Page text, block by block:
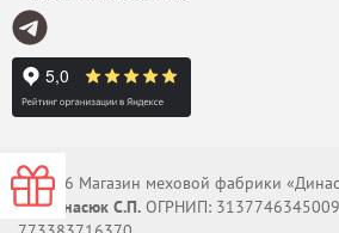
© 2026 Магазин меховой фабрики
ИП Панасюк С.П. ОГРНИП:
0000